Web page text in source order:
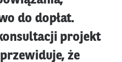
do dopłat.
projekt
że